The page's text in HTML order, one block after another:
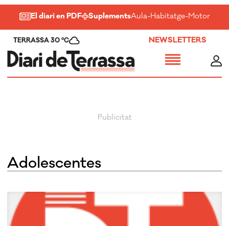
El diari en PDF SuplementsAula-Habitatge-Motor-
TERRASSA 30 ºC NEWSLETTERS
Adolescentes